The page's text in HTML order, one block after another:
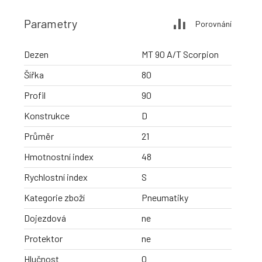
Parametry Porovnání
Dezen
MT 90 A/T Scorpion
Šířka
80
Profil
90
Konstrukce
D
Průměr
21
Hmotnostní index
48
Rychlostní index
S
Kategorie zboží
Pneumatiky
Dojezdová
ne
Protektor
ne
Hlučnost
0